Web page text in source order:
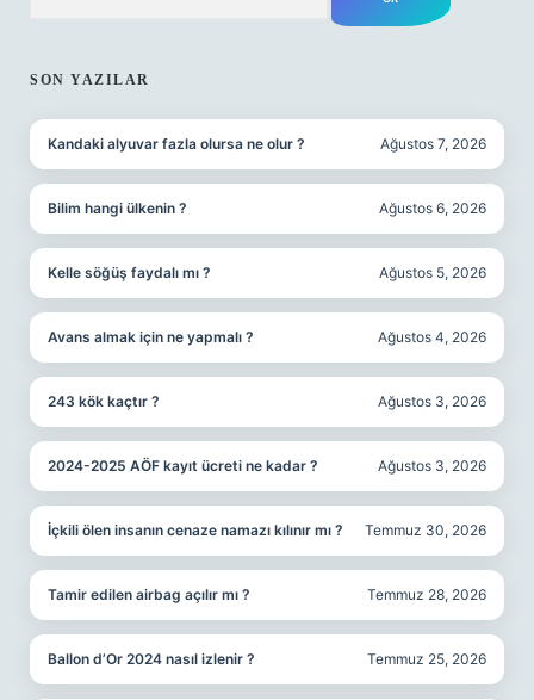
SON YAZILAR
Kandaki alyuvar fazla olursa ne olur ? Ağustos 7, 2026
Bilim hangi ülkenin ? Ağustos 6, 2026
Kelle söğüş faydalı mı ? Ağustos 5, 2026
Avans almak için ne yapmalı ? Ağustos 4, 2026
243 kök kaçtır ? Ağustos 3, 2026
2024-2025 AÖF kayıt ücreti ne kadar ? Ağustos 3, 2026
İçkili ölen insanın cenaze namazı kılınır mı ? Temmuz 30, 2026
Tamir edilen airbag açılır mı ? Temmuz 28, 2026
Ballon d’Or 2024 nasıl izlenir ? Temmuz 25, 2026